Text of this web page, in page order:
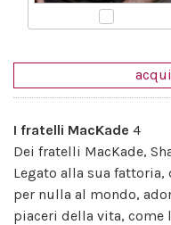
I fratelli MacKade 4
Dei fratelli MacKade,
Legato alla sua
per nulla al mondo,
piaceri della vita, come